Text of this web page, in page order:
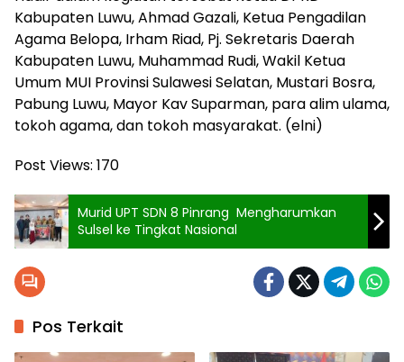
Kabupaten Luwu, Ahmad Gazali, Ketua Pengadilan
Agama Belopa, Irham Riad, Pj. Sekretaris Daerah
Kabupaten Luwu, Muhammad Rudi, Wakil Ketua
Umum MUI Provinsi Sulawesi Selatan, Mustari Bosra,
Pabung Luwu, Mayor Kav Suparman, para alim ulama,
tokoh agama, dan tokoh masyarakat. (elni)
Post Views: 170
Murid UPT SDN 8 Pinrang Mengharumkan
Sulsel ke Tingkat Nasional
Pos Terkait